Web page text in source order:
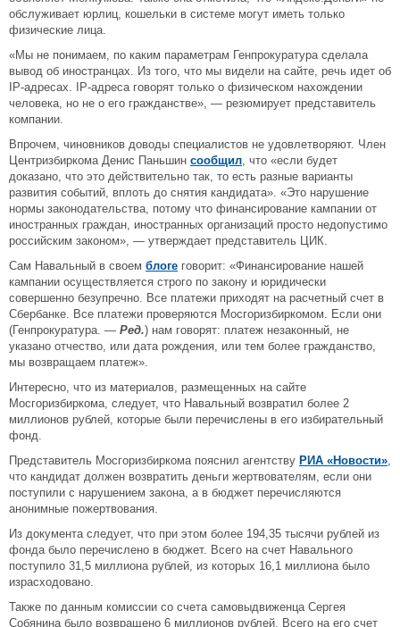
обслуживает юрлиц, кошельки в системе могут иметь только
физические лица.
«Мы не понимаем, по каким параметрам Генпрокуратура сделала
вывод об иностранцах. Из того, что мы видели на сайте, речь идет об
IP-адресах. IP-адреса говорят только о физическом нахождении
человека, но не о его гражданстве», — резюмирует представитель
компании.
Впрочем, чиновников доводы специалистов не удовлетворяют. Член
Центризбиркома Денис Паньшин сообщил, что «если будет
доказано, что это действительно так, то есть разные варианты
развития событий, вплоть до снятия кандидата». «Это нарушение
нормы законодательства, потому что финансирование кампании от
иностранных граждан, иностранных организаций просто недопустимо
российским законом», — утверждает представитель ЦИК.
Сам Навальный в своем блоге говорит: «Финансирование нашей
кампании осуществляется строго по закону и юридически
совершенно безупречно. Все платежи приходят на расчетный счет в
Сбербанке. Все платежи проверяются Мосгоризбиркомом. Если они
(Генпрокуратура. — Ред.) нам говорят: платеж незаконный, не
указано отчество, или дата рождения, или тем более гражданство,
мы возвращаем платеж».
Интересно, что из материалов, размещенных на сайте
Мосгоризбиркома, следует, что Навальный возвратил более 2
миллионов рублей, которые были перечислены в его избирательный
фонд.
Представитель Мосгоризбиркома пояснил агентству РИА «Новости»,
что кандидат должен возвратить деньги жертвователям, если они
поступили с нарушением закона, а в бюджет перечисляются
анонимные пожертвования.
Из документа следует, что при этом более 194,35 тысячи рублей из
фонда было перечислено в бюджет. Всего на счет Навального
поступило 31,5 миллиона рублей, из которых 16,1 миллиона было
израсходовано.
Также по данным комиссии со счета самовыдвиженца Сергея
Собянина было возвращено 6 миллионов рублей. Всего на его счет